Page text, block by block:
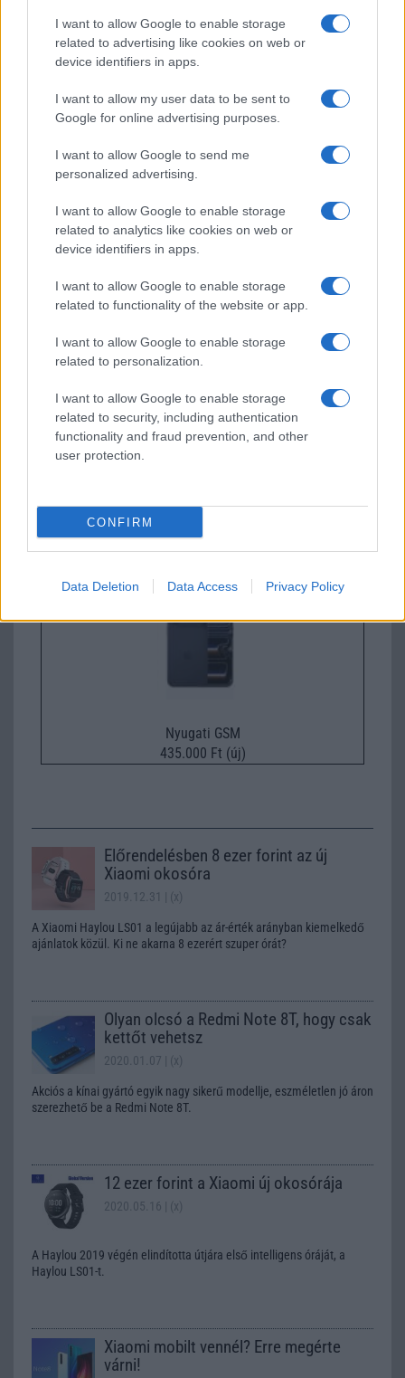
I want to allow Google to enable storage
related to advertising like cookies on web or
device identifiers in apps.
I want to allow my user data to be sent to
Google for online advertising purposes.
I want to allow Google to send me
personalized advertising.
I want to allow Google to enable storage
related to analytics like cookies on web or
device identifiers in apps.
I want to allow Google to enable storage
related to functionality of the website or app.
I want to allow Google to enable storage
related to personalization.
I want to allow Google to enable storage
related to security, including authentication
functionality and fraud prevention, and other
user protection.
CONFIRM
Data Deletion Data Access Privacy Policy
Új és Használt GSM kiemelt ajánlatok
Euro Gsm
224.000 Ft (új)
Nyugati GSM
435.000 Ft (új)
Előrendelésben 8 ezer forint az új
Xiaomi okosóra
2019.12.31 | (x)
A Xiaomi Haylou LS01 a legújabb az ár-érték arányban kiemelkedő
ajánlatok közül. Ki ne akarna 8 ezerért szuper órát?
Olyan olcsó a Redmi Note 8T, hogy csak
kettőt vehetsz
2020.01.07 | (x)
Akciós a kínai gyártó egyik nagy sikerű modellje, eszméletlen jó áron
szerezhető be a Redmi Note 8T.
12 ezer forint a Xiaomi új okosórája
2020.05.16 | (x)
A Haylou 2019 végén elindította útjára első intelligens óráját, a
Haylou LS01-t.
Xiaomi mobilt vennél? Erre megérte
várni!